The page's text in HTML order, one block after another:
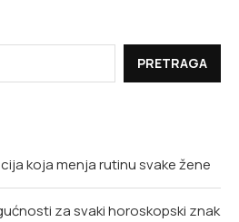
PRETRAGA
koja menja rutinu svake žene
za svaki horoskopski znak